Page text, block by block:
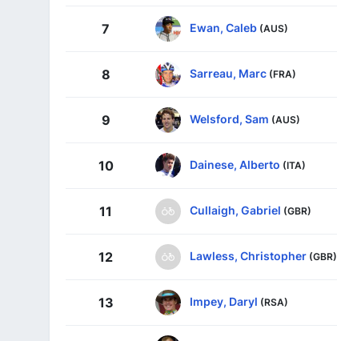
7 Ewan, Caleb (AUS)
8 Sarreau, Marc (FRA)
9 Welsford, Sam (AUS)
10 Dainese, Alberto (ITA)
11 Cullaigh, Gabriel (GBR)
12 Lawless, Christopher (GBR)
13 Impey, Daryl (RSA)